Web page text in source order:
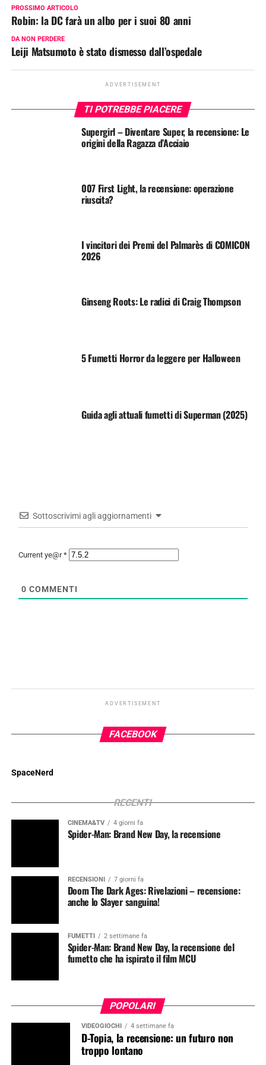
PROSSIMO ARTICOLO
Robin: la DC farà un albo per i suoi 80 anni
DA NON PERDERE
Leiji Matsumoto è stato dismesso dall’ospedale
ADVERTISEMENT
TI POTREBBE PIACERE
Supergirl – Diventare Super, la recensione: Le
origini della Ragazza d’Acciaio
007 First Light, la recensione: operazione
riuscita?
I vincitori dei Premi del Palmarès di COMICON
2026
Ginseng Roots: Le radici di Craig Thompson
5 Fumetti Horror da leggere per Halloween
Guida agli attuali fumetti di Superman (2025)
Sottoscrivimi agli aggiornamenti
Current ye@r*
0 COMMENTI
ADVERTISEMENT
FACEBOOK
SpaceNerd
RECENTI
CINEMA&TV 4 giorni fa
Spider-Man: Brand New Day, la recensione
RECENSIONI 7 giorni fa
Doom The Dark Ages: Rivelazioni – recensione:
anche lo Slayer sanguina!
FUMETTI 2 settimane fa
Spider-Man: Brand New Day, la recensione del
fumetto che ha ispirato il film MCU
POPOLARI
VIDEOGIOCHI 4 settimane fa
D-Topia, la recensione: un futuro non
troppo lontano